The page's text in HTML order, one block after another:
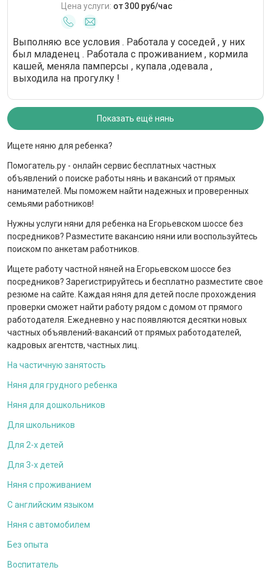
Цена услуги: от 300 руб/час
Выполняю все условия . Работала у соседей , у них
был младенец . Работала с проживанием , кормила
кашей, меняла памперсы , купала ,одевала ,
выходила на прогулку !
Показать ещё нянь
Ищете няню для ребенка?
Помогатель.ру - онлайн сервис бесплатных частных
объявлений о поиске работы нянь и вакансий от прямых
нанимателей. Мы поможем найти надежных и проверенных
семьями работников!
Нужны услуги няни для ребенка на Егорьевском шоссе без
посредников? Разместите вакансию няни или воспользуйтесь
поиском по анкетам работников.
Ищете работу частной няней на Егорьевском шоссе без
посредников? Зарегистрируйтесь и бесплатно разместите свое
резюме на сайте. Каждая няня для детей после прохождения
проверки сможет найти работу рядом с домом от прямого
работодателя. Ежедневно у нас появляются десятки новых
частных объявлений-вакансий от прямых работодателей,
кадровых агентств, частных лиц.
На частичную занятость
Няня для грудного ребенка
Няня для дошкольников
Для школьников
Для 2-х детей
Для 3-х детей
Няня с проживанием
С английским языком
Няня с автомобилем
Без опыта
Воспитатель